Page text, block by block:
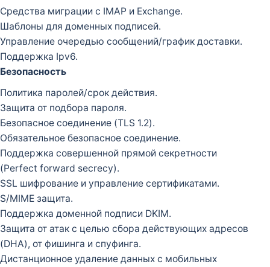
Средства миграции с IMAP и Exchange.
Шаблоны для доменных подписей.
Управление очередью сообщений/график доставки.
Поддержка Ipv6.
Безопасность
Политика паролей/срок действия.
Защита от подбора пароля.
Безопасное соединение (TLS 1.2).
Обязательное безопасное соединение.
Поддержка совершенной прямой секретности
(Perfect forward secrecy).
SSL шифрование и управление сертификатами.
S/MIME защита.
Поддержка доменной подписи DKIM.
Защита от атак с целью сбора действующих адресов
(DHA), от фишинга и спуфинга.
Дистанционное удаление данных с мобильных